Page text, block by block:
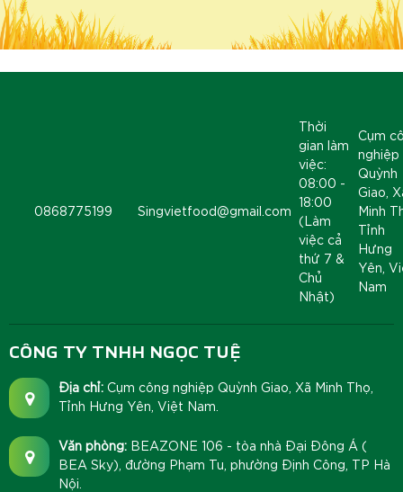
0868775199 Singvietfood@gmail.com
Thời
gian làm
việc:
08:00 -
18:00
(Làm
việc cả
thứ 7 &
Chủ
Nhật)
Cụm
nghiệp
Quỳnh
Giao,
Minh
Tỉnh
Hưng
Yên,
Nam
CÔNG TY TNHH NGỌC TUỆ
Địa chỉ: Cụm công nghiệp Quỳnh Giao, Xã Minh Thọ,
Tỉnh Hưng Yên, Việt Nam.
Văn phòng: BEAZONE 106 - tòa nhà Đại Đông Á (
BEA Sky), đường Phạm Tu, phường Định Công, TP Hà
Nội.